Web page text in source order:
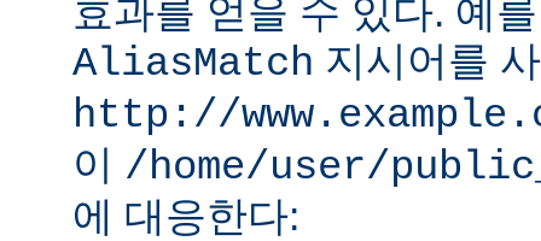
효과를 얻을 수 있다. 예
AliasMatch 지시어를
http://
이 /home/user/
에 대응한다: